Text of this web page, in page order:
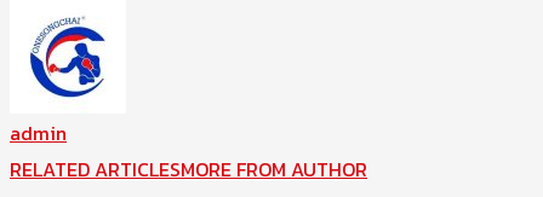
admin
RELATED ARTICLESMORE FROM AUTHOR